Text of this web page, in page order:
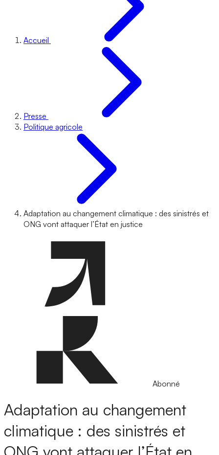
Accueil
Presse
Politique agricole
Adaptation au changement climatique : des sinistrés et
ONG vont attaquer l’État en justice
Abonné
Adaptation au changement
climatique : des sinistrés et